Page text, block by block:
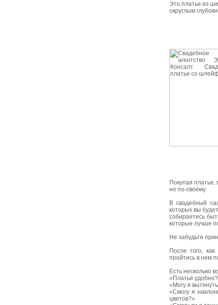
Это платье из
округлым
Покупая
но по-своему.
В свадебный
которых вы
собираетесь
которые лучше
Не забудьте
После того,
пройтись в нем
Есть несколько
«Платье
«Могу я
«Смогу я
цветов?»